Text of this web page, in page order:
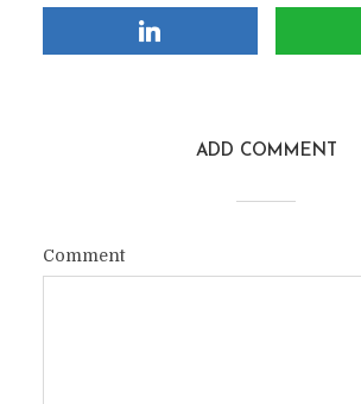
ADD COMMENT
Comment